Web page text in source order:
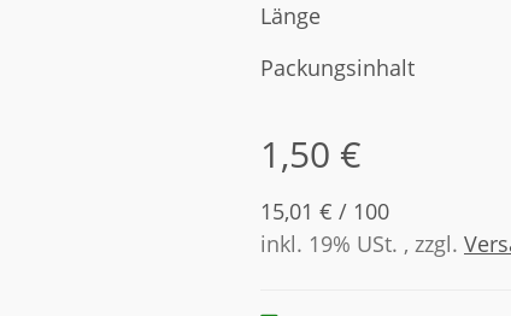
Länge
Packungsinhalt
1,50 €
15,01 € / 100
inkl. 19% USt. , zzgl.